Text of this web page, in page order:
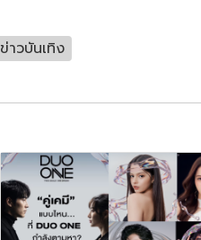
ข่าวบันเทิง